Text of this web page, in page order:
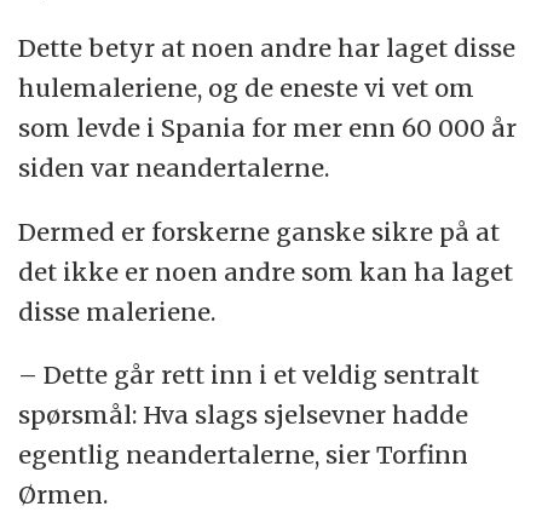
Dette betyr at noen andre har laget disse
hulemaleriene, og de eneste vi vet om
som levde i Spania for mer enn 60 000 år
siden var neandertalerne.
Dermed er forskerne ganske sikre på at
det ikke er noen andre som kan ha laget
disse maleriene.
– Dette går rett inn i et veldig sentralt
spørsmål: Hva slags sjelsevner hadde
egentlig neandertalerne, sier Torfinn
Ørmen.